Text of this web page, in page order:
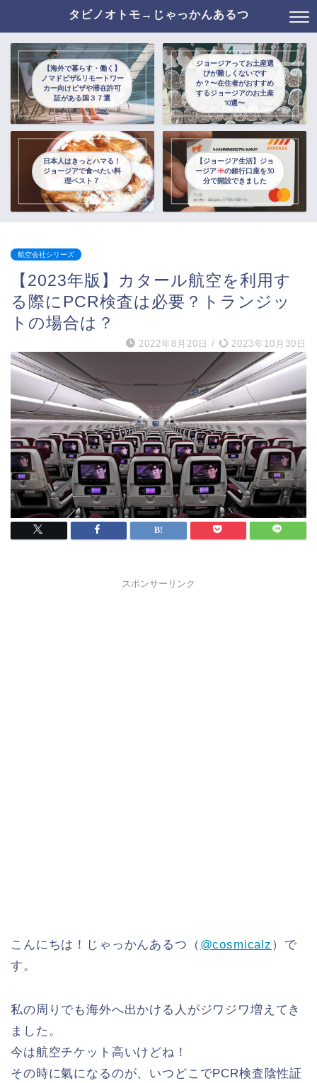
タビノオトモ→じゃっかんあるつ
【海外で暮らす・働く】
ノマドビザ&リモートワー
カー向けビザや滞在許可
証がある国３７選
ジョージアってお土産選
びが難しくないです
か？〜在住者がおすすめ
するジョージアのお土産
10選〜
日本人はきっとハマる！
ジョージアで食べたい料
理ベスト７
【ジョージア生活】ジョ
ージア
の銀行口座を30
分で開設できました
航空会社シリーズ
【2023年版】カタール航空を利用す
る際にPCR検査は必要？トランジッ
トの場合は？
2022年8月20日 / 2023年10月30日
スポンサーリンク
こんにちは！じゃっかんあるつ（ @cosmicalz ）で
す。
私の周りでも海外へ出かける人がジワジワ増えてき
ました。
今は航空チケット高いけどね！
その時に氣になるのが、いつどこでPCR検査陰性証